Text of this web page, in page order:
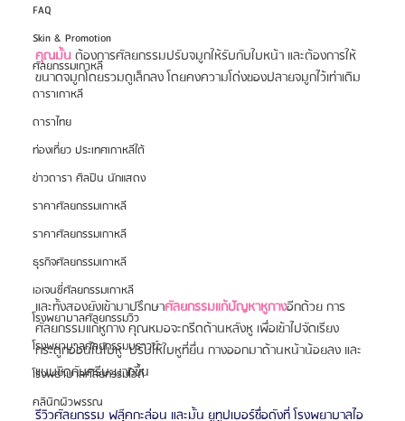
FAQ
Skin & Promotion
ศัลยกรรมเกาหลี
ดาราเกาหลี
ดาราไทย
ท่องเที่ยว ประเทศเกาหลีใต้
ข่าวดารา ศิลปิน นักแสดง
ราคาศัลยกรรมเกาหลี
ราคาศัลยกรรมเกาหลี
ธุรกิจศัลยกรรมเกาหลี
เอเจนซี่ศัลยกรรมเกาหลี
โรงพยาบาลศัลยกรรมวิว
โรงพยาบาลศัลยกรรมบราวน์
โรงพยาบาลศัลยกรรมไอดี
คลินิกผิวพรรณ
คุณมั้น ต้องการศัลยกรรมปรับจมูกให้รับกับใบหน้า และต้องการให้
ขนาดจมูกโดยรวมดูเล็กลง โดยคงความโด่งของปลายจมูกไว้เท่าเดิม
และทั้งสองยังเข้ามาปรึกษาศัลยกรรมแก้ปัญหาหูกางอีกด้วย การ
ศัลยกรรมแก้หูกาง คุณหมอจะกรีดด้านหลังหู เพื่อเข้าไปจัดเรียง
กระดูกอ่อนในใบหู  ปรับให้ใบหูที่ยื่น กางออกมาด้านหน้าน้อยลง และ
แนบชิดกับศรีษะมากขึ้น
รีวิวศัลยกรรม ฟลุ๊คกะล่อน และมั้น ยูทูปเบอร์ชื่อดังที่ โรงพยาบาลไอ